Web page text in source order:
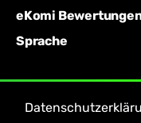
eKomi
Sprache